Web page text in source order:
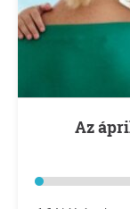
Az április 19.-i iskolanyitás